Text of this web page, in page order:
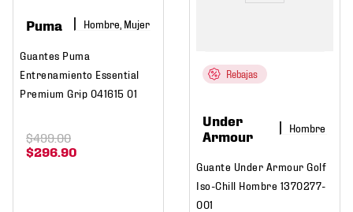
Puma Hombre, Mujer
Guantes Puma
Entrenamiento Essential
Premium Grip 041615 01
$296.90
$499.00
Rebajas
Under
Armour
Hombre
Guante Under Armour Golf
Iso-Chill Hombre 1370277-
001